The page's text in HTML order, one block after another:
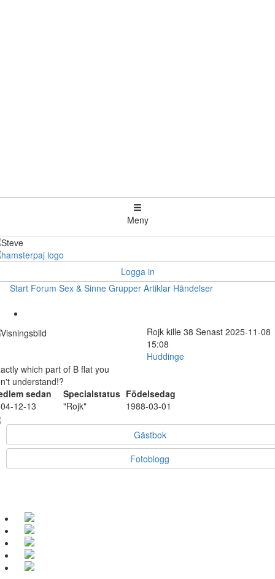
Meny
Logga in
Start Forum Sex & Sinne Grupper Artiklar Händelser
Rojk kille 38 Senast 2025-11-08
15:08
Huddinge
which part of B flat you
understand!?
sedan
Specialstatus Födelsedag
12-13
"Rojk" 1988-03-01
Gästbok
Fotoblogg